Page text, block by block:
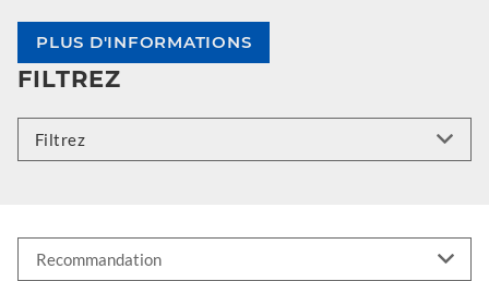
PLUS D'INFORMATIONS
FILTREZ
Filtrez